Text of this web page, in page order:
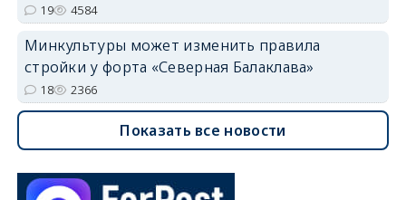
19 4584
Минкультуры может изменить правила
стройки у форта «Северная Балаклава»
18 2366
Показать все новости